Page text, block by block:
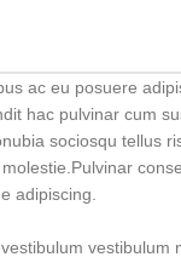
ac eu posuere
hac pulvinar cum
sociosqu tellus
adipiscing.